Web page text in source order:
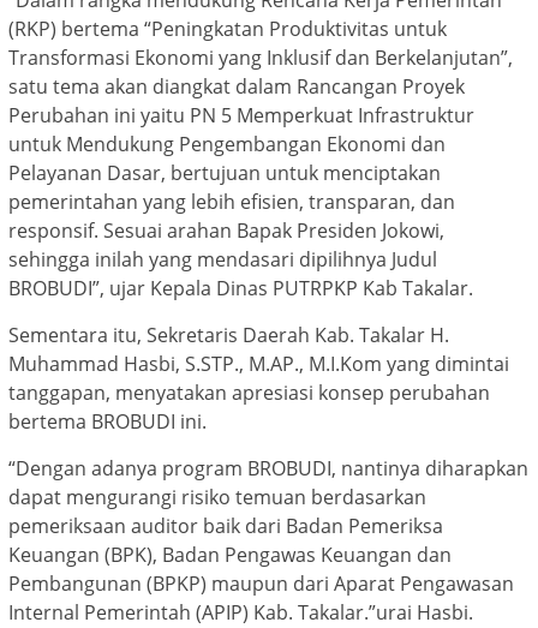
(RKP) bertema “Peningkatan Produktivitas untuk
Transformasi Ekonomi yang Inklusif dan Berkelanjutan”,
satu tema akan diangkat dalam Rancangan Proyek
Perubahan ini yaitu PN 5 Memperkuat Infrastruktur
untuk Mendukung Pengembangan Ekonomi dan
Pelayanan Dasar, bertujuan untuk menciptakan
pemerintahan yang lebih efisien, transparan, dan
responsif. Sesuai arahan Bapak Presiden Jokowi,
sehingga inilah yang mendasari dipilihnya Judul
BROBUDI”, ujar Kepala Dinas PUTRPKP Kab Takalar.
Sementara itu, Sekretaris Daerah Kab. Takalar H.
Muhammad Hasbi, S.STP., M.AP., M.I.Kom yang dimintai
tanggapan, menyatakan apresiasi konsep perubahan
bertema BROBUDI ini.
“Dengan adanya program BROBUDI, nantinya diharapkan
dapat mengurangi risiko temuan berdasarkan
pemeriksaan auditor baik dari Badan Pemeriksa
Keuangan (BPK), Badan Pengawas Keuangan dan
Pembangunan (BPKP) maupun dari Aparat Pengawasan
Internal Pemerintah (APIP) Kab. Takalar.”urai Hasbi.